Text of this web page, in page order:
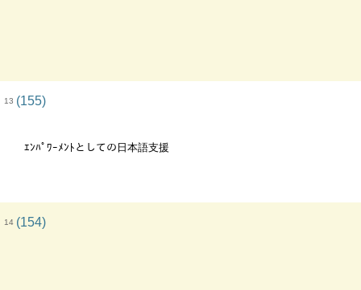
13 (155)
ｴﾝﾊﾟﾜｰﾒﾝﾄとしての日本語支援
14 (154)